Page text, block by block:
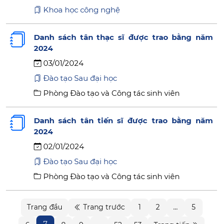
Khoa học công nghệ
Danh sách tân thạc sĩ được trao bằng năm
2024
03/01/2024
Đào tạo Sau đại học
Phòng Đào tạo và Công tác sinh viên
Danh sách tân tiến sĩ được trao bằng năm
2024
02/01/2024
Đào tạo Sau đại học
Phòng Đào tạo và Công tác sinh viên
Trang đầu Trang trước 1 2 ...
5